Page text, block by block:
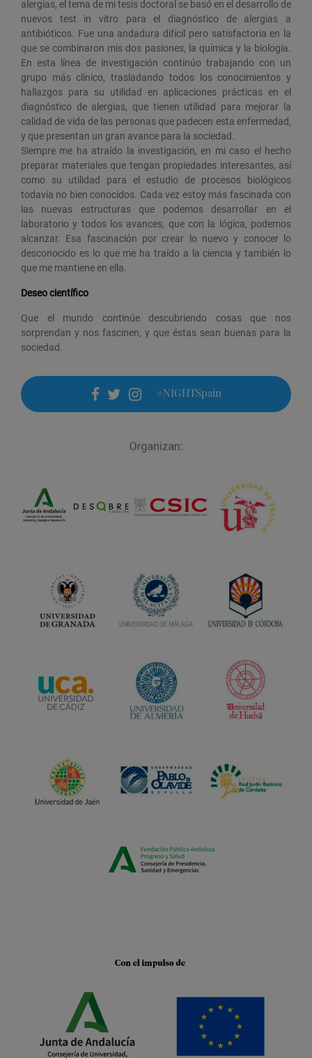
alergias, el tema de mi tesis doctoral se basó en el desarrollo de
nuevos test in vitro para el diagnóstico de alergias a
antibióticos. Fue una andadura difícil pero satisfactoria en la
que se combinaron mis dos pasiones, la química y la biología.
En esta línea de investigación continúo trabajando con un
grupo más clínico, trasladando todos los conocimientos y
hallazgos para su utilidad en aplicaciones prácticas en el
diagnóstico de alergias, que tienen utilidad para mejorar la
calidad de vida de las personas que padecen esta enfermedad,
y que presentan un gran avance para la sociedad.
Siempre me ha atraído la investigación, en mi caso el hecho
preparar materiales que tengan propiedades interesantes, así
como su utilidad para el estudio de procesos biológicos
todavía no bien conocidos. Cada vez estoy más fascinada con
las nuevas estructuras que podemos desarrollar en el
laboratorio y todos los avances, que con la lógica, podemos
alcanzar. Esa fascinación por crear lo nuevo y conocer lo
desconocido es lo que me ha traído a la ciencia y también lo
que me mantiene en ella.
Deseo científico
Que el mundo continúe descubriendo cosas que nos
sorprendan y nos fascinen, y que éstas sean buenas para la
sociedad.
facebook
twitter
instagram
#NIGHTSpain